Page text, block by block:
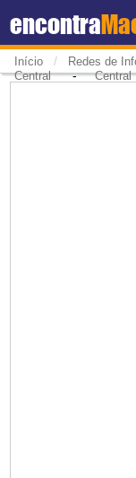
encontra
Início / Redes de
Central-Central